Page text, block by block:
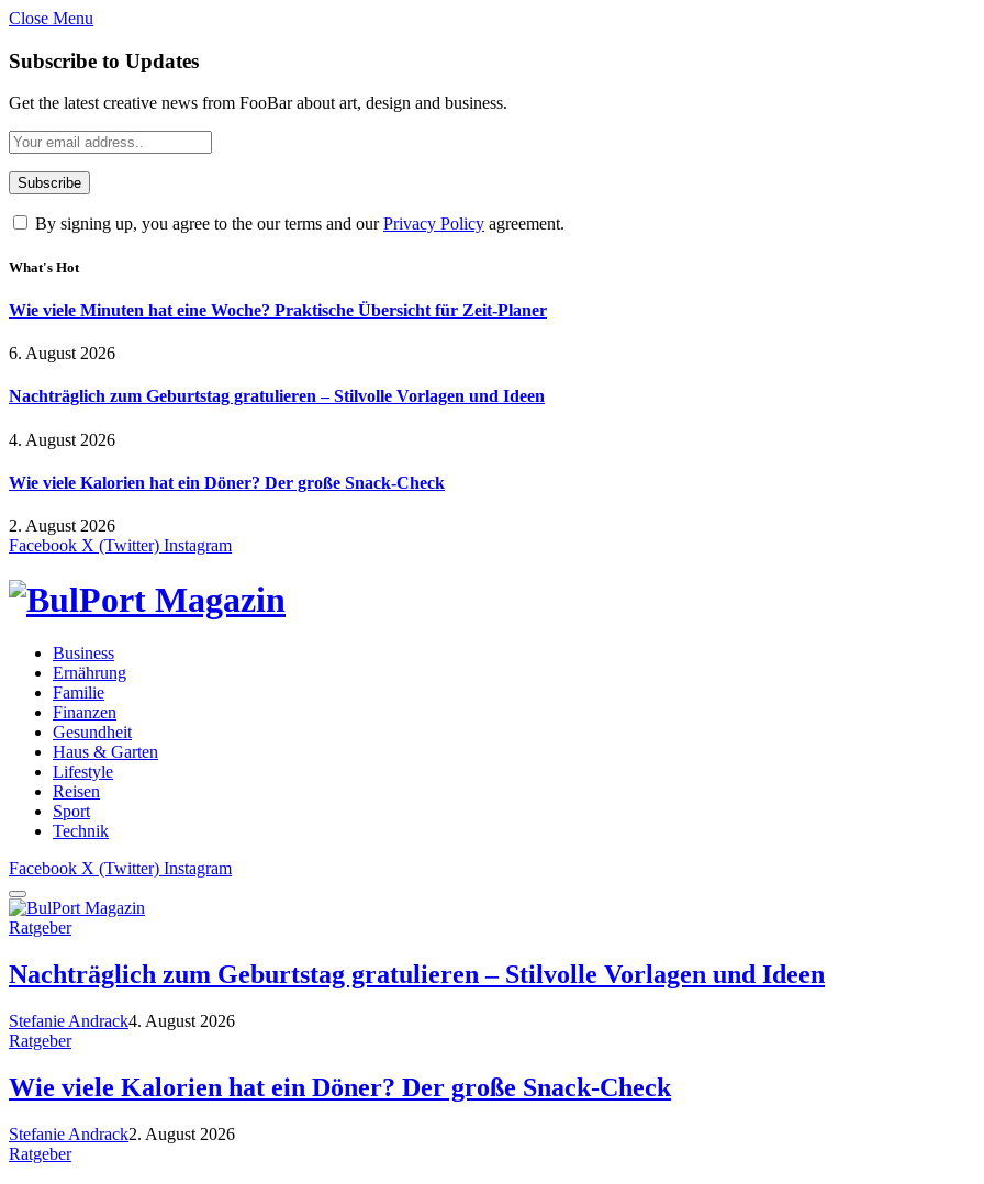
Close Menu
Subscribe to Updates
Get the latest creative news from FooBar about art, design and business.
By signing up, you agree to the our terms and ourPrivacy Policy agreement.
What's Hot
Wie viele Minuten hat eine Woche? Praktische Übersicht für Zeit-Planer
6. August 2026
Nachträglich zum Geburtstag gratulieren – Stilvolle Vorlagen und Ideen
4. August 2026
Wie viele Kalorien hat ein Döner? Der große Snack-Check
2. August 2026
Facebook X (Twitter) Instagram
Business
Ernährung
Familie
Finanzen
Gesundheit
Haus & Garten
Lifestyle
Reisen
Sport
Technik
Facebook X (Twitter) Instagram
Ratgeber
Nachträglich zum Geburtstag gratulieren – Stilvolle Vorlagen und Ideen
Stefanie Andrack4. August 2026
Ratgeber
Wie viele Kalorien hat ein Döner? Der große Snack-Check
Stefanie Andrack2. August 2026
Ratgeber